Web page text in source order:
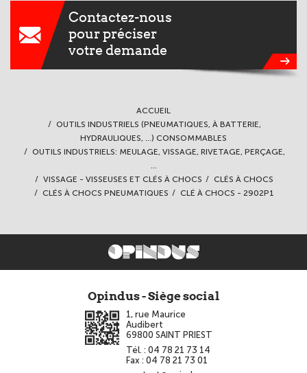
Contactez-nous
pour préciser
votre demande
ACCUEIL
OUTILS INDUSTRIELS (PNEUMATIQUES, À BATTERIE,
HYDRAULIQUES, ...) CONSOMMABLES
OUTILS INDUSTRIELS: MEULAGE, VISSAGE, RIVETAGE, PERÇAGE,
...
VISSAGE - VISSEUSES ET CLÉS À CHOCS
CLÉS À CHOCS
CLÉS À CHOCS PNEUMATIQUES
CLÉ À CHOCS - 2902P1
Opindus - Siège social
1, rue Maurice
Audibert
69800 SAINT PRIEST
Tél. : 04 78 21 73 14
Fax : 04 78 21 73 01